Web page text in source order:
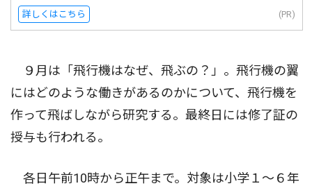
詳しくはこちら (PR)
９月は「飛行機はなぜ、飛ぶの？」。飛行機の翼
にはどのような働きがあるのかについて、飛行機を
作って飛ばしながら研究する。最終日には修了証の
授与も行われる。
各日午前10時から正午まで。対象は小学１〜６年